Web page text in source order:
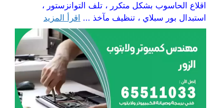
اقلاع الحاسوب بشكل متكرر ، تلف التوانزستور ،
استبدال بور سبلاي ، تنظيف مآخذ ... اقرأ المزيد